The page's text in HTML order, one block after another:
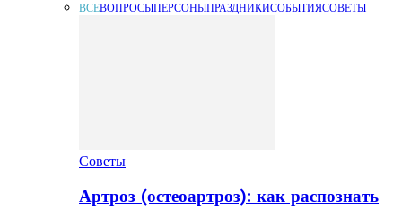
ВСЕВОПРОСЫПЕРСОНЫПРАЗДНИКИСОБЫТИЯСОВЕТЫ
Советы
Артроз (остеоартроз): как распознать